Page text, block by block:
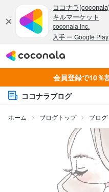
会員登録で10％
ココナラブログ
ホーム ブログトップ ブログ